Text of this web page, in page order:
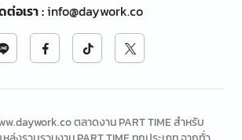
ต่อเรา:info@daywork.co
ตลาดงาน PART TIME สำหรับ